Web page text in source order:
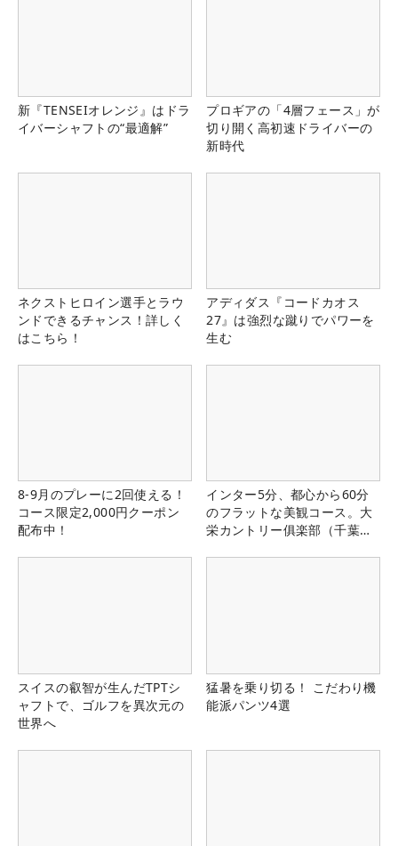
新『TENSEIオレンジ』はドラ
イバーシャフトの“最適解”
プロギアの「4層フェース」が
切り開く高初速ドライバーの
新時代
ネクストヒロイン選手とラウ
ンドできるチャンス！詳しく
はこちら！
アディダス『コードカオス
27』は強烈な蹴りでパワーを
生む
8-9月のプレーに2回使える！
コース限定2,000円クーポン
配布中！
インター5分、都心から60分
のフラットな美観コース。大
栄カントリー俱楽部（千葉
スイスの叡智が生んだTPTシ
ャフトで、ゴルフを異次元の
世界へ
猛暑を乗り切る！ こだわり機
能派パンツ4選